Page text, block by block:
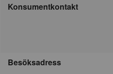
Konsumentkontakt
Besöksadress